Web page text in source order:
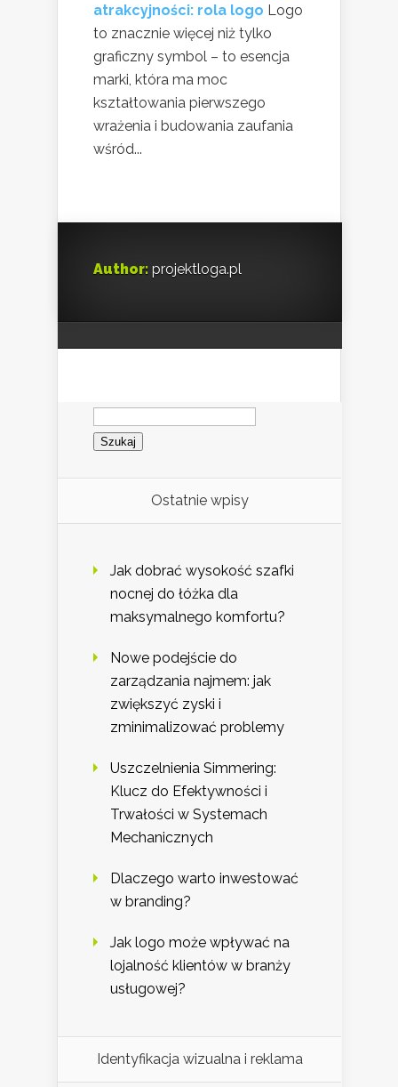
atrakcyjności: rola logo Logo
to znacznie więcej niż tylko
graficzny symbol – to esencja
marki, która ma moc
kształtowania pierwszego
wrażenia i budowania zaufania
wśród...
Author: projektloga.pl
Szukaj:
Ostatnie wpisy
Jak dobrać wysokość szafki
nocnej do łóżka dla
maksymalnego komfortu?
Nowe podejście do
zarządzania najmem: jak
zwiększyć zyski i
zminimalizować problemy
Uszczelnienia Simmering:
Klucz do Efektywności i
Trwałości w Systemach
Mechanicznych
Dlaczego warto inwestować
w branding?
Jak logo może wpływać na
lojalność klientów w branży
usługowej?
Identyfikacja wizualna i reklama